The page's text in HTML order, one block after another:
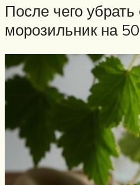
После чего убрать
морозильник на